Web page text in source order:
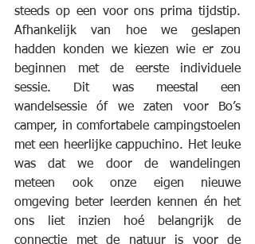
steeds op een voor ons prima tijdstip.
Afhankelijk van hoe we geslapen
hadden konden we kiezen wie er zou
beginnen met de eerste individuele
sessie. Dit was meestal een
wandelsessie óf we zaten voor Bo’s
camper, in comfortabele campingstoelen
met een heerlijke cappuchino. Het leuke
was dat we door de wandelingen
meteen ook onze eigen nieuwe
omgeving beter leerden kennen én het
ons liet inzien hoé belangrijk de
connectie met de natuur is voor de